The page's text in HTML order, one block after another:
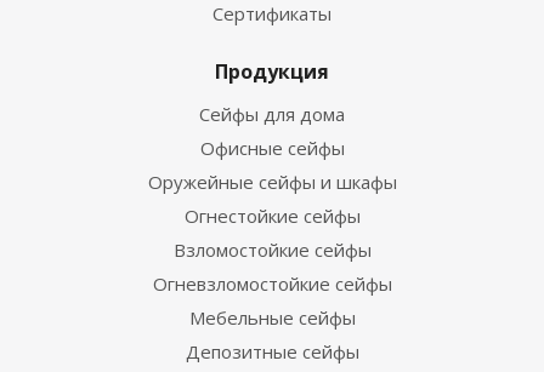
Сертификаты
Продукция
Сейфы для дома
Офисные сейфы
Оружейные сейфы и шкафы
Огнестойкие сейфы
Взломостойкие сейфы
Огневзломостойкие сейфы
Мебельные сейфы
Депозитные сейфы